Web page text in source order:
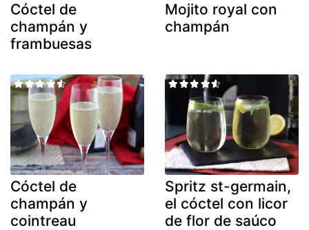
Cóctel de
champán y
frambuesas
Mojito royal con
champán
Cóctel de
champán y
cointreau
Spritz st-germain,
el cóctel con licor
de flor de saúco